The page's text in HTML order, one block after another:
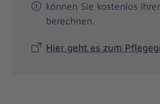
können Sie kostenlos
berechnen.
Hier geht es zum